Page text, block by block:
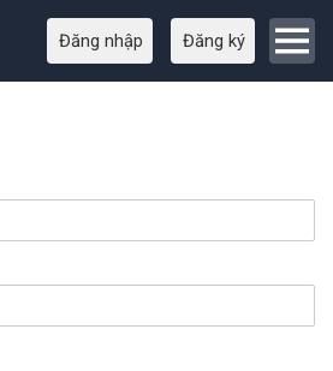
Đăng nhập Đăng ký